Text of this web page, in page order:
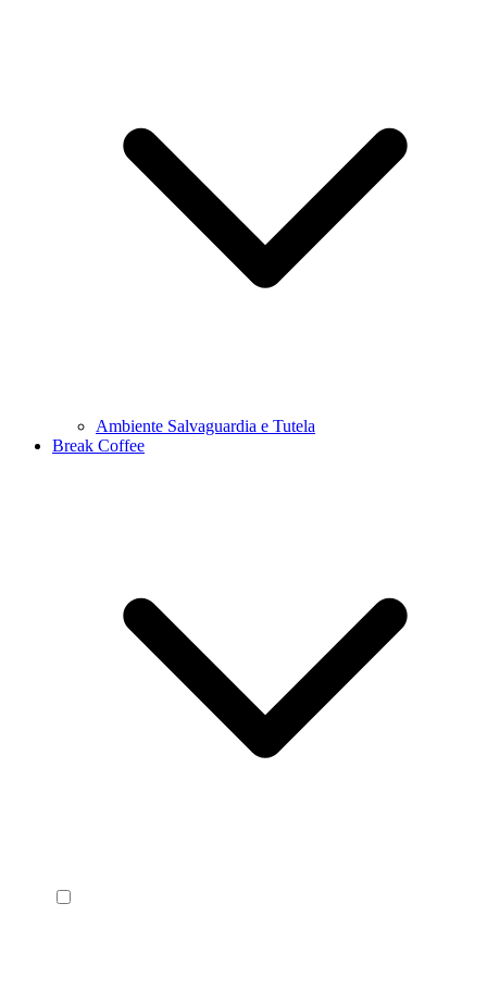
Ambiente Salvaguardia e Tutela
Break Coffee